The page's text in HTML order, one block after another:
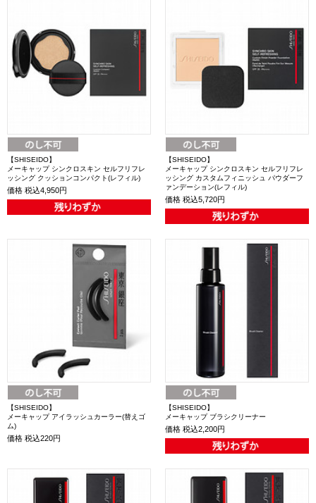
【SHISEIDO】
メーキャップ シンクロスキン セルフリフレ
ッシング クッションコンパクト(レフィル)
価格 税込4,950円
【SHISEIDO】
メーキャップ シンクロスキン セルフリフレ
ッシング カスタムフィニッシュ パウダーフ
ァンデーション(レフィル)
価格 税込5,720円
【SHISEIDO】
メーキャップ アイラッシュカーラー(替えゴ
ム)
価格 税込220円
【SHISEIDO】
メーキャップ ブラシクリーナー
価格 税込2,200円